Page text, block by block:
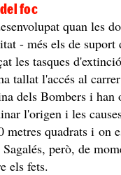
foc
quan les
- més els de suport
les tasques
tallat l'accés al
dels Bombers i han
l'origen i les
metres quadrats i on
però, de
els fets.